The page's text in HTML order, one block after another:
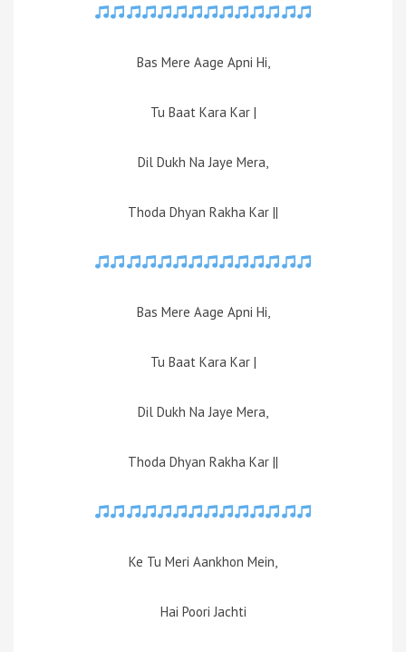
Bas Mere Aage Apni Hi,
Tu Baat Kara Kar |
Dil Dukh Na Jaye Mera,
Thoda Dhyan Rakha Kar ||
Bas Mere Aage Apni Hi,
Tu Baat Kara Kar |
Dil Dukh Na Jaye Mera,
Thoda Dhyan Rakha Kar ||
Ke Tu Meri Aankhon Mein,
Hai Poori Jachti